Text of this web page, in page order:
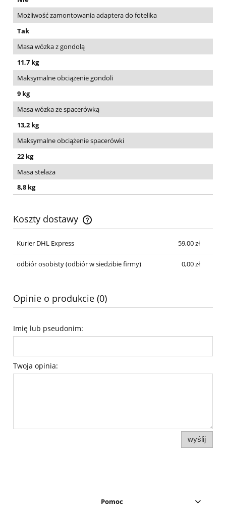
Możliwość zamontowania adaptera do fotelika
Tak
Masa wózka z gondolą
11,7 kg
Maksymalne obciążenie gondoli
9 kg
Masa wózka ze spacerówką
13,2 kg
Maksymalne obciążenie spacerówki
22 kg
Masa stelaża
8,8 kg
Koszty dostawy
Cena nie zawiera ewentualnych kosztów płatności
Kurier DHL Express
59,00 zł
odbiór osobisty(odbiór w siedzibie firmy) 0,00 zł
Opinie o produkcie (0)
Imię lub pseudonim:
Twoja opinia:
wyślij
Pomoc